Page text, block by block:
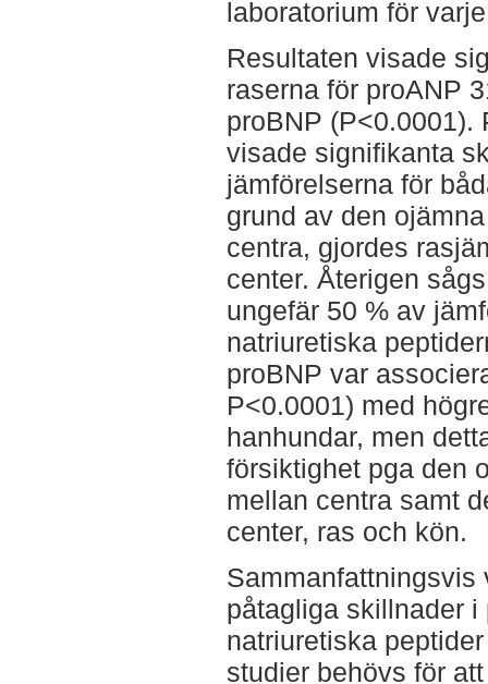
laboratorium för
Resultaten visade
raserna för proANP
proBNP (P<0.0001).
visade signifikanta
jämförelserna för
grund av den
centra, gjordes
center. Återigen
ungefär 50 % av
natriuretiska
proBNP var
P<0.0001) med
hanhundar, men
försiktighet pga den
mellan centra samt
center, ras och kön.
Sammanfattningsvis
påtagliga skillnader
natriuretiska
studier behövs för